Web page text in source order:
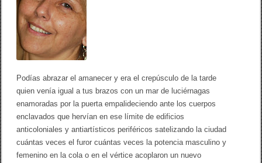
o
k
a
m
a
i
c
ó
d
e
l
o
b
Podías abrazar el amanecer y era el crepúsculo de la tarde
quien venía igual a tus brazos con un mar de luciérnagas
enamoradas por la puerta empalideciendo ante los cuerpos
enclavados que hervían en ese límite de edificios
anticoloniales y antiartísticos periféricos satelizando la ciudad
cuántas veces el furor cuántas veces la potencia masculino y
femenino en la cola o en el vértice acoplaron un nuevo